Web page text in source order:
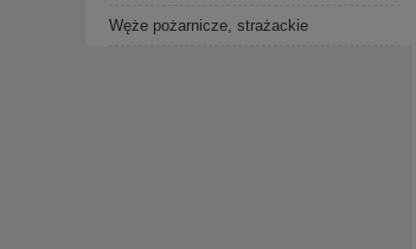
Węże pożarnicze, strażackie